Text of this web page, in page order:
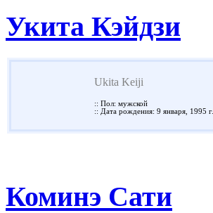
Укита Кэйдзи
Ukita Keiji
:: Пол: мужской
:: Дата рождения: 9 января, 1995 г.
Коминэ Сати